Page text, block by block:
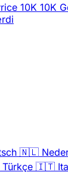
10K 10K
🇳🇱
Türkçe 🇮🇹